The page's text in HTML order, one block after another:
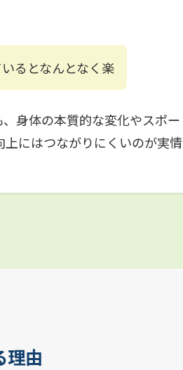
るとなんとなく楽
身体の本質的な変化やスポー
上にはつながりにくいのが実情
理由